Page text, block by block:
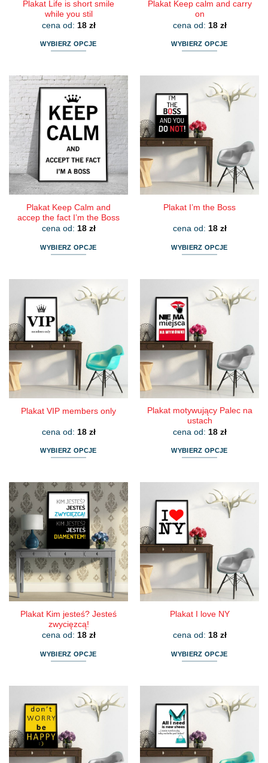
Plakat Life is short smile
while you stil
cena od: 18 zł
WYBIERZ OPCJE
ma
wiele
wariantów.
Opcje
można
wybrać
na
stronie
produktu
Plakat Keep calm and carry
on
cena od: 18 zł
WYBIERZ OPCJE
wiele
wariantów.
Opcje
można
wybrać
na
stronie
produktu
Plakat Keep Calm and
accep the fact I’m the Boss
cena od: 18 zł
WYBIERZ OPCJE
wiele
wariantów.
Opcje
można
wybrać
na
stronie
produktu
Plakat I’m the Boss
cena od: 18 zł
WYBIERZ OPCJE
wiele
wariantów.
Opcje
można
wybrać
na
stronie
produktu
Plakat VIP members only
cena od: 18 zł
WYBIERZ OPCJE
ma
wiele
wariantów.
Opcje
można
wybrać
na
stronie
produktu
Plakat motywujący Palec na
ustach
cena od: 18 zł
WYBIERZ OPCJE
wiele
wariantów.
Opcje
można
wybrać
na
stronie
produktu
Plakat Kim jesteś? Jesteś
zwycięzcą!
cena od: 18 zł
WYBIERZ OPCJE
wiele
wariantów.
Opcje
można
wybrać
Plakat I love NY
cena od: 18 zł
WYBIERZ OPCJE
wiele
wariantów.
Opcje
można
wybrać